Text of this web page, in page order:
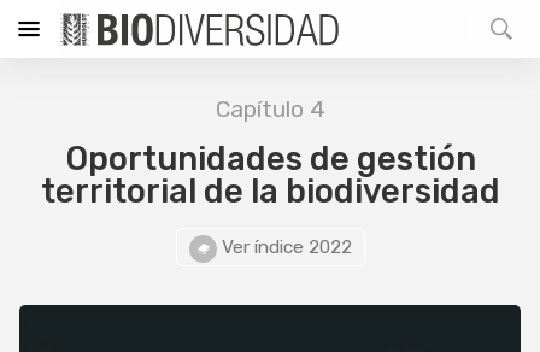
Capítulo 4
Oportunidades de gestión
territorial de la biodiversidad
Ver índice 2022